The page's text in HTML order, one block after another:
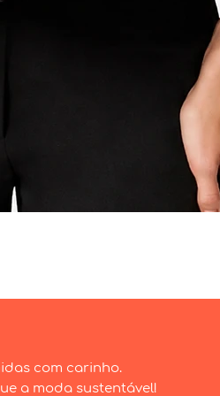
com carinho.
a moda sustentável!